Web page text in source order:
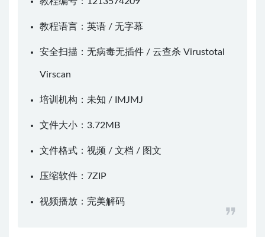
教程语言：英语 / 无字幕
安全扫描：无病毒无插件 / 云查杀 Virustotal
Virscan
培训机构：未知 / IMJMJ
文件大小：3.72MB
文件格式：视频 / 文档 / 图文
压缩软件： 7ZIP
视频播放： 完美解码